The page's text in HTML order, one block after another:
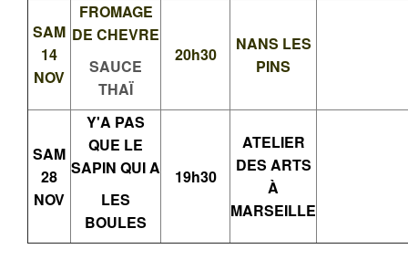
SAM
14
NOV
FROMAGE
DE CHEVRE
SAUCE
THAÏ
20h30
NANS LES
PINS
SAM
28
NOV
Y'A PAS
QUE LE
SAPIN QUI A
LES
BOULES
19h30
ATELIER
DES ARTS
À
MARSEILLE